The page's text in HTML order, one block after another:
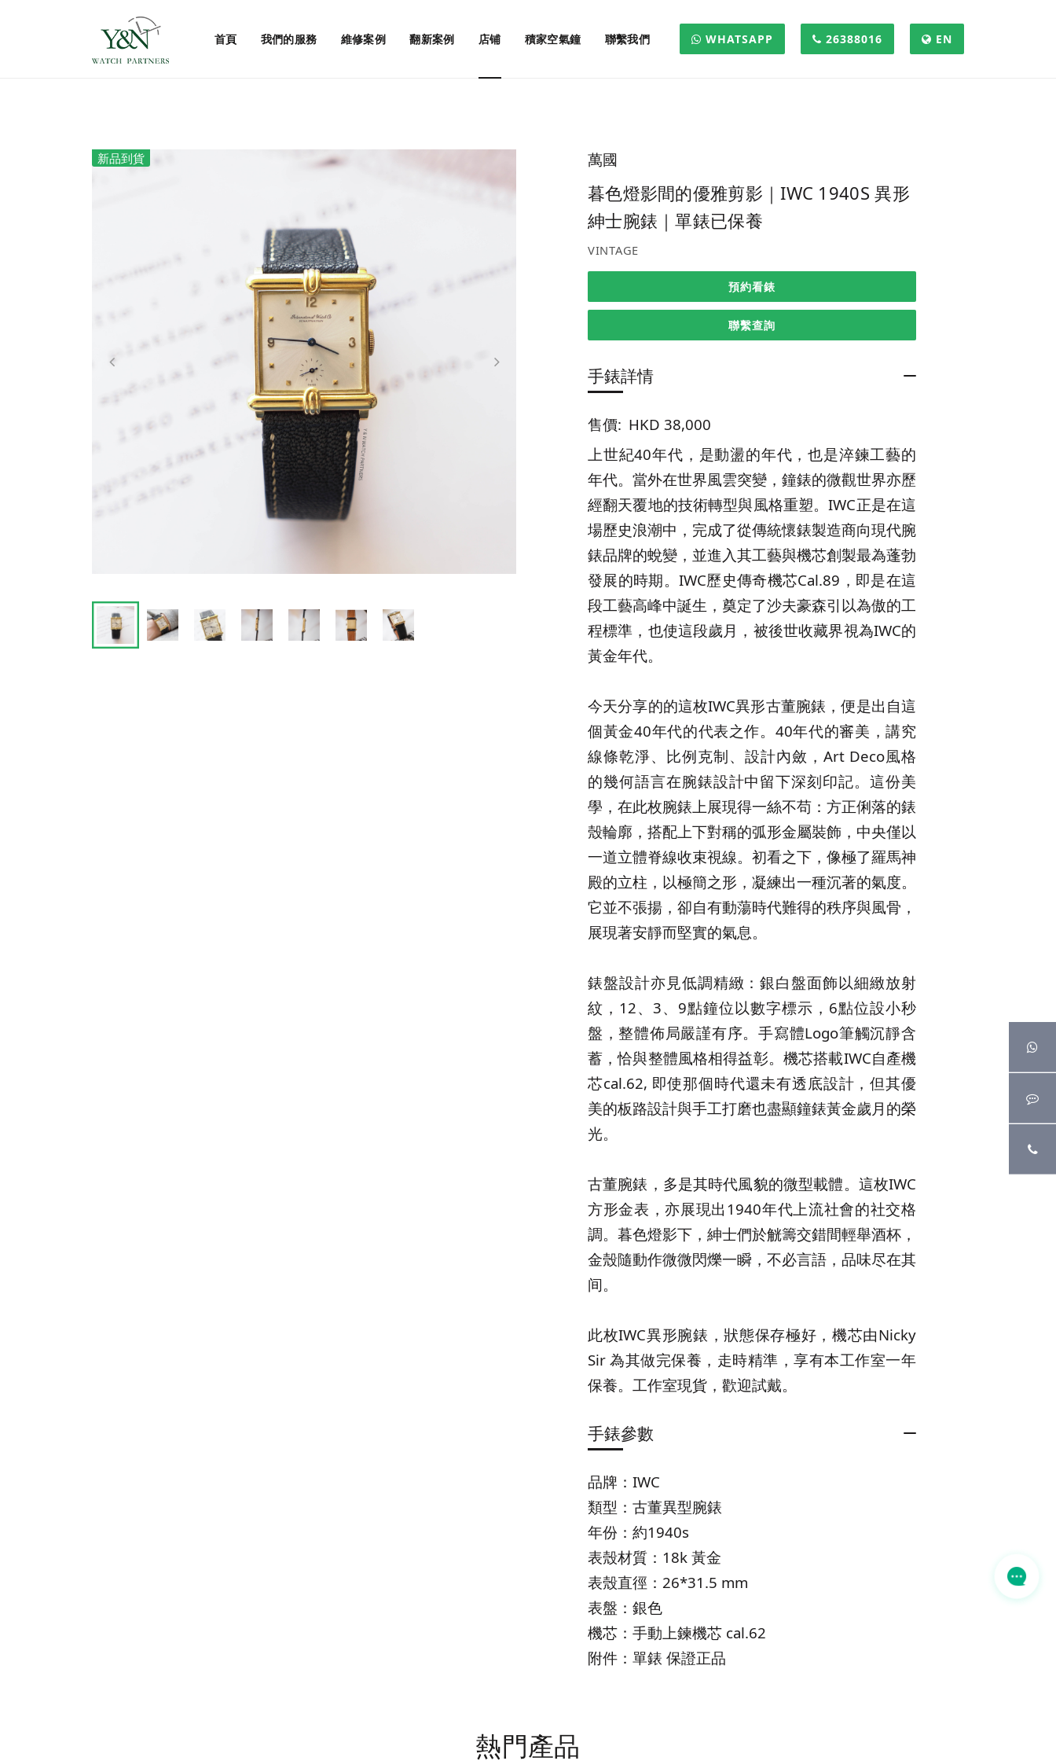
首頁 我們的服務 維修案例 翻新案例 店铺 積家空氣鐘 聯繫我們 WHATSAPP 26388016 EN
新品到貨 萬國
暮色燈影間的優雅剪影｜IWC 1940S 異形
紳士腕錶｜單錶已保養
VINTAGE
預約看錶
聯繫查詢
手錶詳情
售價: HKD 38,000
上世紀40年代，是動盪的年代，也是淬鍊工藝的
年代。當外在世界風雲突變，鐘錶的微觀世界亦歷
經翻天覆地的技術轉型與風格重塑。IWC正是在這
場歷史浪潮中，完成了從傳統懷錶製造商向現代腕
錶品牌的蛻變，並進入其工藝與機芯創製最為蓬勃
發展的時期。IWC歷史傳奇機芯Cal.89，即是在這
段工藝高峰中誕生，奠定了沙夫豪森引以為傲的工
程標準，也使這段歲月，被後世收藏界視為IWC的
黃金年代。
今天分享的的這枚IWC異形古董腕錶，便是出自這
個黃金40年代的代表之作。40年代的審美，講究
線條乾淨、比例克制、設計內斂，Art Deco風格
的幾何語言在腕錶設計中留下深刻印記。這份美
學，在此枚腕錶上展現得一絲不苟：方正俐落的錶
殼輪廓，搭配上下對稱的弧形金屬裝飾，中央僅以
一道立體脊線收束視線。初看之下，像極了羅馬神
殿的立柱，以極簡之形，凝練出一種沉著的氣度。
它並不張揚，卻自有動蕩時代難得的秩序與風骨，
展現著安靜而堅實的氣息。
錶盤設計亦見低調精緻：銀白盤面飾以細緻放射
紋，12、3、9點鐘位以數字標示，6點位設小秒
盤，整體佈局嚴謹有序。手寫體Logo筆觸沉靜含
蓄，恰與整體風格相得益彰。機芯搭載IWC自產機
芯cal.62, 即使那個時代還未有透底設計，但其優
美的板路設計與手工打磨也盡顯鐘錶黃金歲月的榮
光。
古董腕錶，多是其時代風貌的微型載體。這枚IWC
方形金表，亦展現出1940年代上流社會的社交格
調。暮色燈影下，紳士們於觥籌交錯間輕舉酒杯，
金殼隨動作微微閃爍一瞬，不必言語，品味尽在其
间。
此枚IWC異形腕錶，狀態保存極好，機芯由Nicky
Sir 為其做完保養，走時精準，享有本工作室一年
保養。工作室現貨，歡迎試戴。
手錶參數
品牌：IWC
類型：古董異型腕錶
年份：約1940s
表殼材質：18k 黃金
表殼直徑：26*31.5 mm
表盤：銀色
機芯：手動上鍊機芯 cal.62
附件：單錶 保證正品
熱門產品